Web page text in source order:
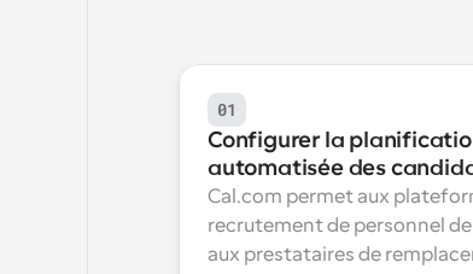
01
Configurer la
automatisée des
Cal.com permet aux
recrutement de personnel
aux prestataires de